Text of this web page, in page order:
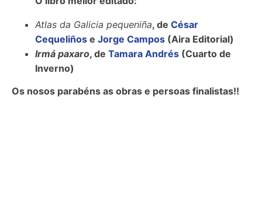
Atlas da Galicia pequeniña, de César
Cequeliños e Jorge Campos (Aira Editorial)
Irmá paxaro, de Tamara Andrés (Cuarto de
Inverno)
Os nosos parabéns as obras e persoas finalistas!!